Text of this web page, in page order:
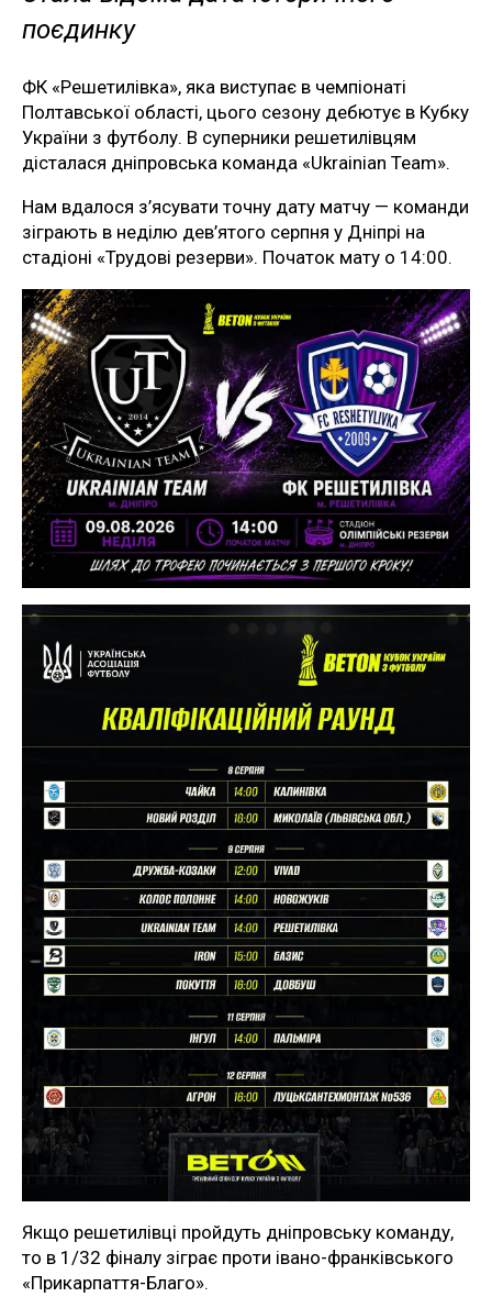
поєдинку
ФК «Решетилівка», яка виступає в чемпіонаті
Полтавської області, цього сезону дебютує в Кубку
України з футболу. В суперники решетилівцям
дісталася дніпровська команда «Ukrainian Team».
Нам вдалося з’ясувати точну дату матчу — команди
зіграють в неділю дев’ятого серпня у Дніпрі на
стадіоні «Трудові резерви». Початок мату о 14:00.
Якщо решетилівці пройдуть дніпровську команду,
то в 1/32 фіналу зіграє проти івано-франківського
«Прикарпаття-Благо».